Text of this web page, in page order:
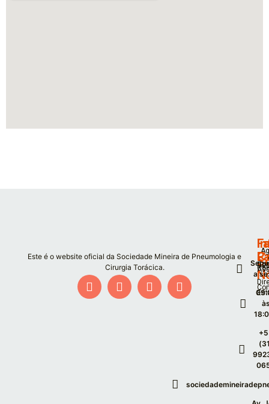
Este é o website oficial da Sociedade Mineira de Pneumologia e
Cirurgia Torácica.
a